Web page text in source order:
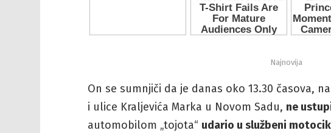
Najnovija
On se sumnjiči da je danas oko 13.30 časova,
i ulice Kraljevića Marka u Novom Sadu, ne
automobilom „tojota“ udario u službeni